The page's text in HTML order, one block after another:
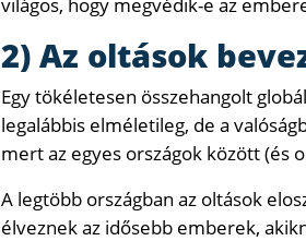
2) Az oltások
Egy tökéletesen összehangolt
legalábbis elméletileg, de a
mert az egyes országok között (és
A legtöbb országban az oltások
élveznek az idősebb emberek,